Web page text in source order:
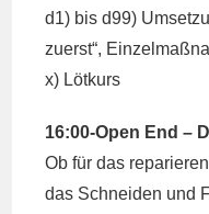
d1) bis d99)
zuerst“,
x) Lötkurs
16:00-Open End –
Ob für das
das Schneiden und